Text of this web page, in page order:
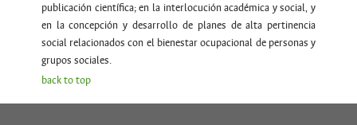
publicación científica; en la interlocución académica y social, y
en la concepción y desarrollo de planes de alta pertinencia
social relacionados con el bienestar ocupacional de personas y
grupos sociales.
back to top